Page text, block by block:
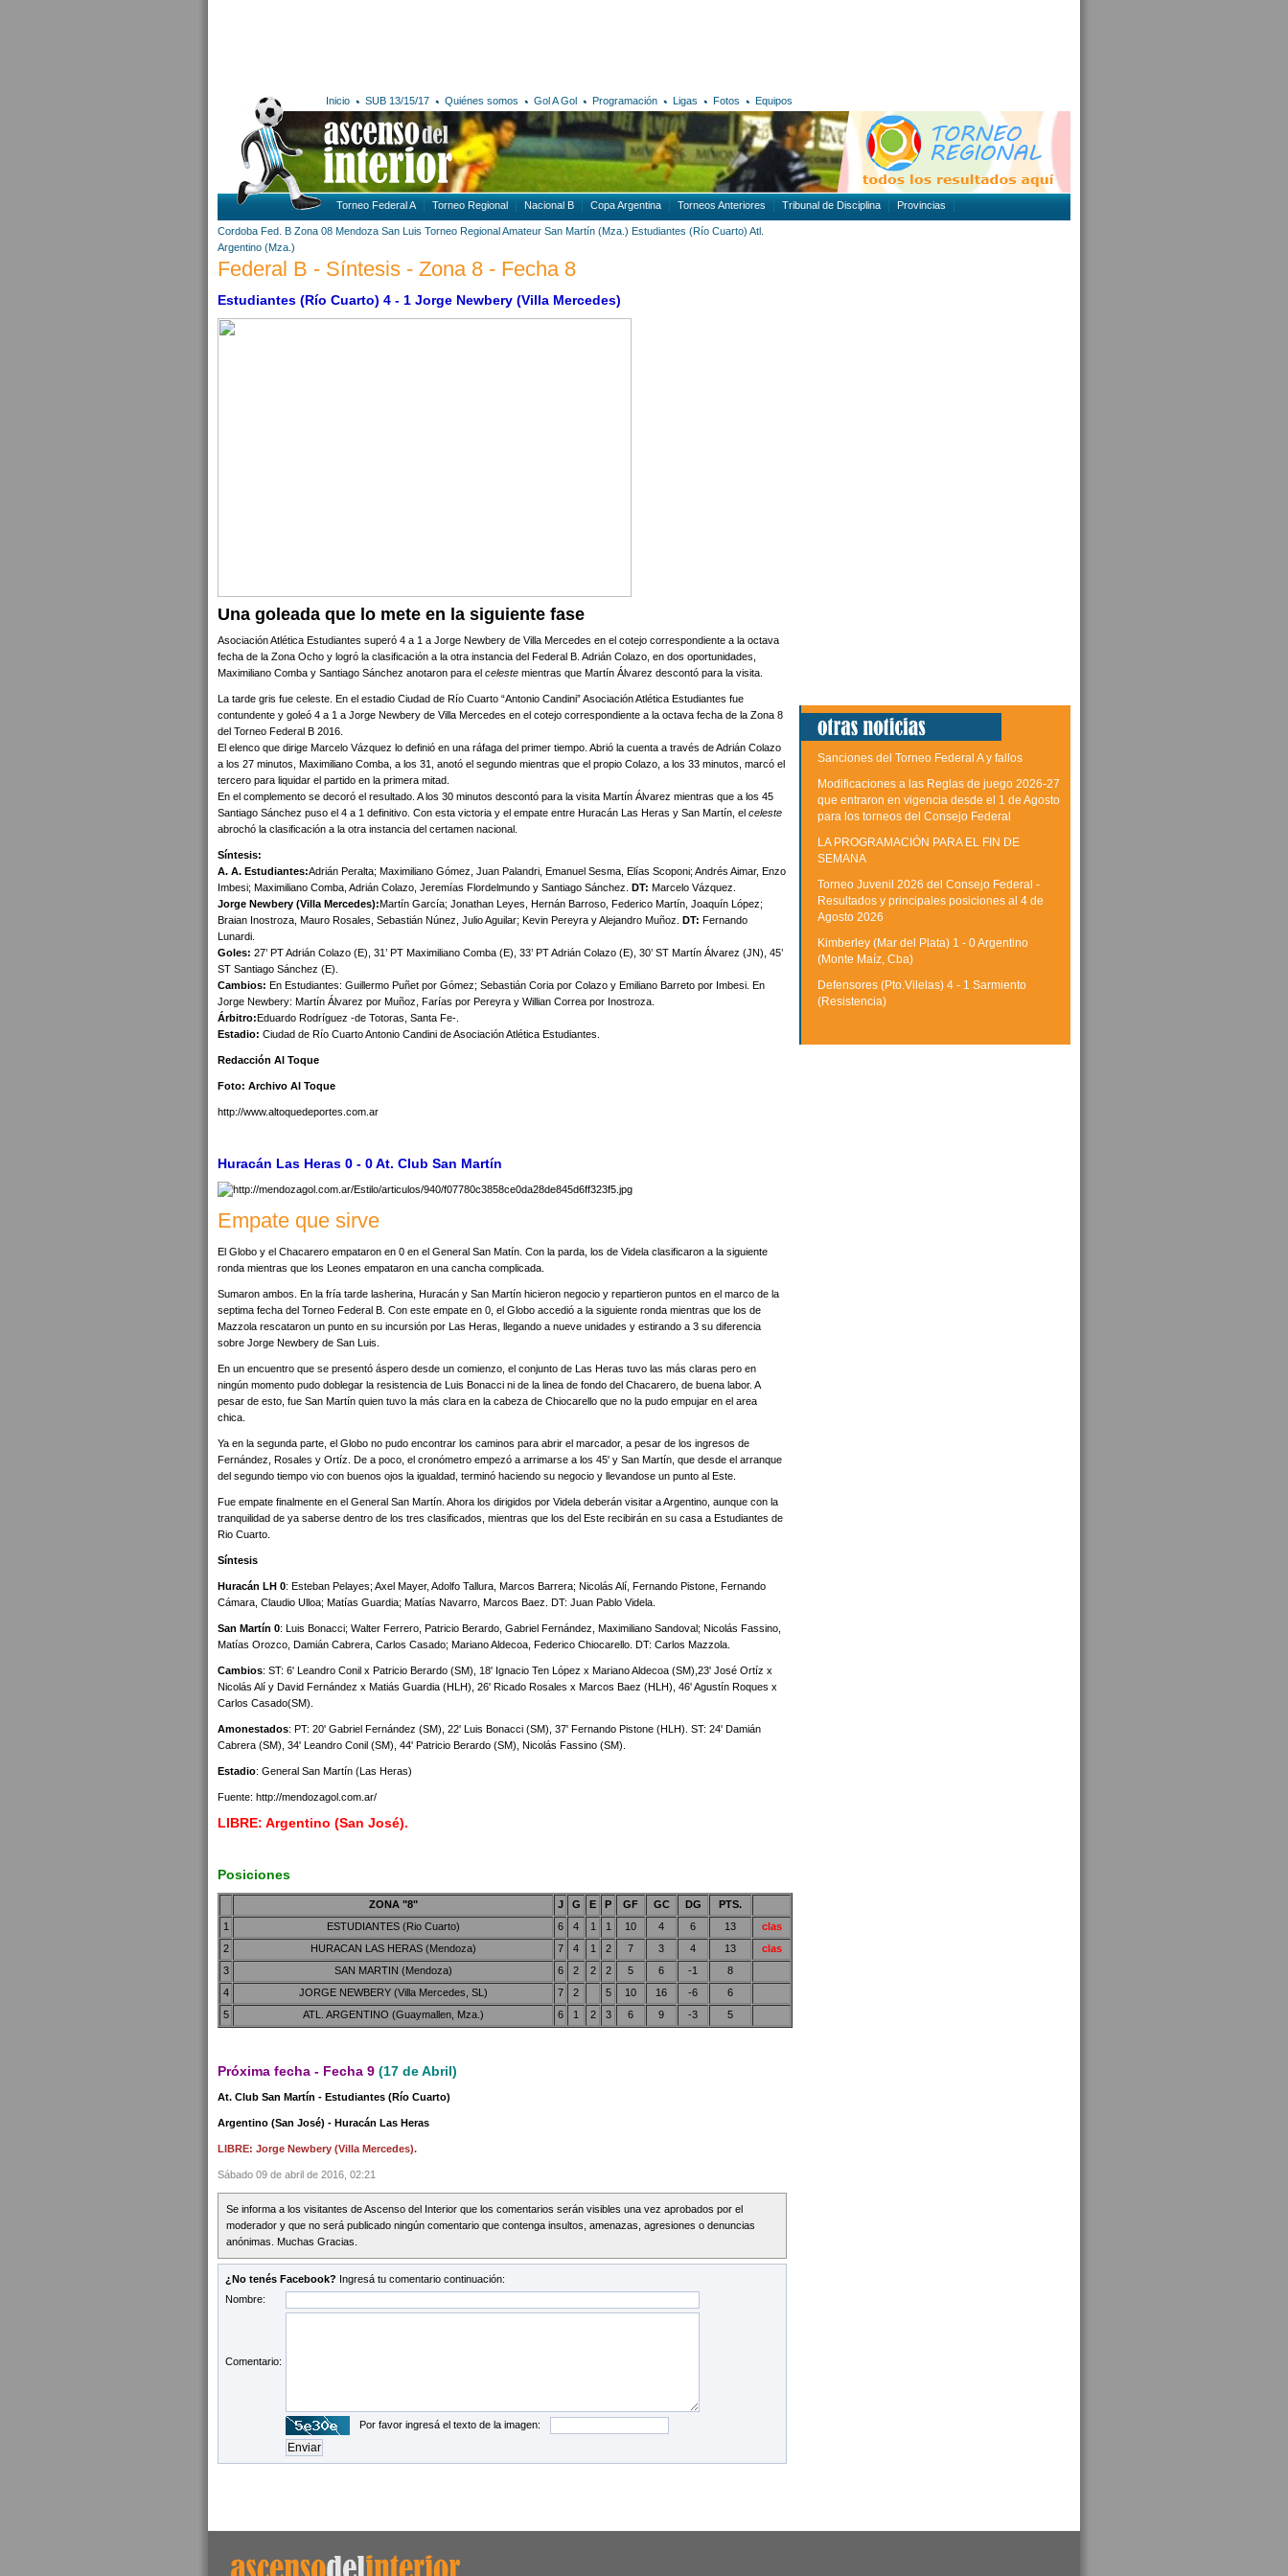
Inicio SUB 13/15/17 Quiénes somos Gol A Gol Programación Ligas Fotos Equipos
Torneo Federal A Torneo Regional Nacional B Copa Argentina Torneos Anteriores Tribunal de Disciplina Provincias
Cordoba Fed. B Zona 08 Mendoza San Luis Torneo Regional Amateur San Martín (Mza.) Estudiantes (Río Cuarto) Atl.
Argentino (Mza.)
Federal B - Síntesis - Zona 8 - Fecha 8
Estudiantes (Río Cuarto) 4 - 1 Jorge Newbery (Villa Mercedes)
Una goleada que lo mete en la siguiente fase
Asociación Atlética Estudiantes superó 4 a 1 a Jorge Newbery de Villa Mercedes en el cotejo correspondiente a la octava
fecha de la Zona Ocho y logró la clasificación a la otra instancia del Federal B. Adrián Colazo, en dos oportunidades,
Maximiliano Comba y Santiago Sánchez anotaron para el celeste mientras que Martín Álvarez descontó para la visita.
La tarde gris fue celeste. En el estadio Ciudad de Río Cuarto “Antonio Candini” Asociación Atlética Estudiantes fue
contundente y goleó 4 a 1 a Jorge Newbery de Villa Mercedes en el cotejo correspondiente a la octava fecha de la Zona 8
del Torneo Federal B 2016.
El elenco que dirige Marcelo Vázquez lo definió en una ráfaga del primer tiempo. Abrió la cuenta a través de Adrián Colazo
a los 27 minutos, Maximiliano Comba, a los 31, anotó el segundo mientras que el propio Colazo, a los 33 minutos, marcó el
tercero para liquidar el partido en la primera mitad.
En el complemento se decoró el resultado. A los 30 minutos descontó para la visita Martín Álvarez mientras que a los 45
Santiago Sánchez puso el 4 a 1 definitivo. Con esta victoria y el empate entre Huracán Las Heras y San Martín, el celeste
abrochó la clasificación a la otra instancia del certamen nacional.
Síntesis:
A. A. Estudiantes:Adrián Peralta; Maximiliano Gómez, Juan Palandri, Emanuel Sesma, Elías Scoponi; Andrés Aimar, Enzo
Imbesi; Maximiliano Comba, Adrián Colazo, Jeremías Flordelmundo y Santiago Sánchez. DT: Marcelo Vázquez.
Jorge Newbery (Villa Mercedes):Martín García; Jonathan Leyes, Hernán Barroso, Federico Martín, Joaquín López;
Braian Inostroza, Mauro Rosales, Sebastián Núnez, Julio Aguilar; Kevin Pereyra y Alejandro Muñoz. DT: Fernando
Lunardi.
Goles: 27’ PT Adrián Colazo (E), 31’ PT Maximiliano Comba (E), 33’ PT Adrián Colazo (E), 30’ ST Martín Álvarez (JN), 45’
ST Santiago Sánchez (E).
Cambios: En Estudiantes: Guillermo Puñet por Gómez; Sebastián Coria por Colazo y Emiliano Barreto por Imbesi. En
Jorge Newbery: Martín Álvarez por Muñoz, Farías por Pereyra y Willian Correa por Inostroza.
Árbitro:Eduardo Rodríguez -de Totoras, Santa Fe-.
Estadio: Ciudad de Río Cuarto Antonio Candini de Asociación Atlética Estudiantes.
Redacción Al Toque
Foto: Archivo Al Toque
http://www.altoquedeportes.com.ar
Huracán Las Heras 0 - 0 At. Club San Martín
Empate que sirve
El Globo y el Chacarero empataron en 0 en el General San Matín. Con la parda, los de Videla clasificaron a la siguiente
ronda mientras que los Leones empataron en una cancha complicada.
Sumaron ambos. En la fría tarde lasherina, Huracán y San Martín hicieron negocio y repartieron puntos en el marco de la
septima fecha del Torneo Federal B. Con este empate en 0, el Globo accedió a la siguiente ronda mientras que los de
Mazzola rescataron un punto en su incursión por Las Heras, llegando a nueve unidades y estirando a 3 su diferencia
sobre Jorge Newbery de San Luis.
En un encuentro que se presentó áspero desde un comienzo, el conjunto de Las Heras tuvo las más claras pero en
ningún momento pudo doblegar la resistencia de Luis Bonacci ni de la linea de fondo del Chacarero, de buena labor. A
pesar de esto, fue San Martín quien tuvo la más clara en la cabeza de Chiocarello que no la pudo empujar en el area
chica.
Ya en la segunda parte, el Globo no pudo encontrar los caminos para abrir el marcador, a pesar de los ingresos de
Fernández, Rosales y Ortíz. De a poco, el cronómetro empezó a arrimarse a los 45' y San Martín, que desde el arranque
del segundo tiempo vio con buenos ojos la igualdad, terminó haciendo su negocio y llevandose un punto al Este.
Fue empate finalmente en el General San Martín. Ahora los dirigidos por Videla deberán visitar a Argentino, aunque con la
tranquilidad de ya saberse dentro de los tres clasificados, mientras que los del Este recibirán en su casa a Estudiantes de
Rio Cuarto.
Síntesis
Huracán LH 0: Esteban Pelayes; Axel Mayer, Adolfo Tallura, Marcos Barrera; Nicolás Alí, Fernando Pistone, Fernando
Cámara, Claudio Ulloa; Matías Guardia; Matías Navarro, Marcos Baez. DT: Juan Pablo Videla.
San Martín 0: Luis Bonacci; Walter Ferrero, Patricio Berardo, Gabriel Fernández, Maximiliano Sandoval; Nicolás Fassino,
Matías Orozco, Damián Cabrera, Carlos Casado; Mariano Aldecoa, Federico Chiocarello. DT: Carlos Mazzola.
Cambios: ST: 6' Leandro Conil x Patricio Berardo (SM), 18' Ignacio Ten López x Mariano Aldecoa (SM),23' José Ortíz x
Nicolás Alí y David Fernández x Matiás Guardia (HLH), 26' Ricado Rosales x Marcos Baez (HLH), 46' Agustín Roques x
Carlos Casado(SM).
Amonestados: PT: 20' Gabriel Fernández (SM), 22' Luis Bonacci (SM), 37' Fernando Pistone (HLH). ST: 24' Damián
Cabrera (SM), 34' Leandro Conil (SM), 44' Patricio Berardo (SM), Nicolás Fassino (SM).
Estadio: General San Martín (Las Heras)
Fuente: http://mendozagol.com.ar/
LIBRE: Argentino (San José).
Posiciones
ZONA "8" J G E P GF GC DG
PTS.
1
ESTUDIANTES (Rio Cuarto) 6 4 1 1 10 4 6 13
clas
2
HURACAN LAS HERAS (Mendoza) 7 4 1 2 7 3 4 13
clas
3
SAN MARTIN (Mendoza) 6 2 2 2 5 6 -1
8
4
JORGE NEWBERY (Villa Mercedes, SL) 7 2 5 10 16 -6
6
5
ATL. ARGENTINO (Guaymallen, Mza.) 6 1 2 3 6 9 -3 5
Próxima fecha - Fecha 9 (17 de Abril)
At. Club San Martín - Estudiantes (Río Cuarto)
Argentino (San José) - Huracán Las Heras
LIBRE: Jorge Newbery (Villa Mercedes).
Sábado 09 de abril de 2016, 02:21
Se informa a los visitantes de Ascenso del Interior que los comentarios serán visibles una vez aprobados por el
moderador y que no será publicado ningún comentario que contenga insultos, amenazas, agresiones o denuncias
anónimas. Muchas Gracias.
¿No tenés Facebook? Ingresá tu comentario continuación:
Nombre:
Comentario:
Por favor ingresá el texto de la imagen:
Sanciones del Torneo Federal A y fallos
Modificaciones a las Reglas de juego 2026-27
que entraron en vigencia desde el 1 de Agosto
para los torneos del Consejo Federal
LA PROGRAMACIÓN PARA EL FIN DE
SEMANA
Torneo Juvenil 2026 del Consejo Federal -
Resultados y principales posiciones al 4 de
Agosto 2026
Kimberley (Mar del Plata) 1 - 0 Argentino
(Monte Maíz, Cba)
Defensores (Pto.Vilelas) 4 - 1 Sarmiento
(Resistencia)